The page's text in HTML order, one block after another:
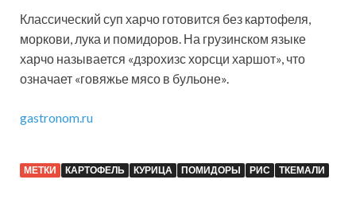
Классический суп харчо готовится без картофеля,
моркови, лука и помидоров. На грузинском языке
харчо называется «дзрохизс хорсци харшот», что
означает «говяжье мясо в бульоне».
gastronom.ru
МЕТКИ КАРТОФЕЛЬ КУРИЦА ПОМИДОРЫ РИС ТКЕМАЛИ